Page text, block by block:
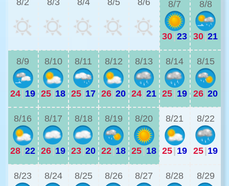
8/2 8/3 8/4 8/5 8/6 8/7
30|23
8/8
30|21
8/9
24| 19
8/10
25|18
8/11
25|17
8/12
26|20
8/13
24|21
8/14
25| 19
8/15
26|20
8/16
28|22
8/17
26|19
8/18
23|20
8/19
22|18
8/20
25| 18
8/21
25| 19
8/22
25|19
8/23 8/24 8/25 8/26 8/27 8/28 8/29